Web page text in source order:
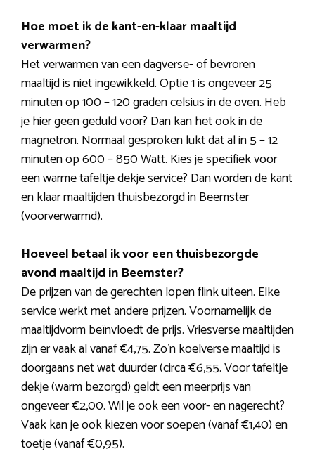
Hoe moet ik de kant-en-klaar maaltijd
verwarmen?
Het verwarmen van een dagverse- of bevroren
maaltijd is niet ingewikkeld. Optie 1 is ongeveer 25
minuten op 100 – 120 graden celsius in de oven. Heb
je hier geen geduld voor? Dan kan het ook in de
magnetron. Normaal gesproken lukt dat al in 5 – 12
minuten op 600 – 850 Watt. Kies je specifiek voor
een warme tafeltje dekje service? Dan worden de kant
en klaar maaltijden thuisbezorgd in Beemster
(voorverwarmd).
Hoeveel betaal ik voor een thuisbezorgde
avond maaltijd in Beemster?
De prijzen van de gerechten lopen flink uiteen. Elke
service werkt met andere prijzen. Voornamelijk de
maaltijdvorm beïnvloedt de prijs. Vriesverse maaltijden
zijn er vaak al vanaf €4,75. Zo’n koelverse maaltijd is
doorgaans net wat duurder (circa €6,55. Voor tafeltje
dekje (warm bezorgd) geldt een meerprijs van
ongeveer €2,00. Wil je ook een voor- en nagerecht?
Vaak kan je ook kiezen voor soepen (vanaf €1,40) en
toetje (vanaf €0,95).